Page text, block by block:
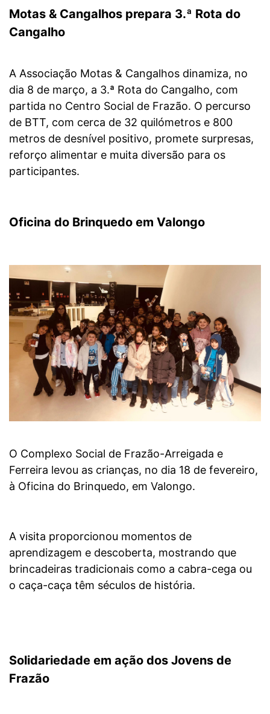
Motas & Cangalhos prepara 3.ª Rota do
Cangalho
A Associação Motas & Cangalhos dinamiza, no
dia 8 de março, a 3.ª Rota do Cangalho, com
partida no Centro Social de Frazão. O percurso
de BTT, com cerca de 32 quilómetros e 800
metros de desnível positivo, promete surpresas,
reforço alimentar e muita diversão para os
participantes.
Oficina do Brinquedo em Valongo
O Complexo Social de Frazão-Arreigada e
Ferreira levou as crianças, no dia 18 de fevereiro,
à Oficina do Brinquedo, em Valongo.
A visita proporcionou momentos de
aprendizagem e descoberta, mostrando que
brincadeiras tradicionais como a cabra-cega ou
o caça-caça têm séculos de história.
Solidariedade em ação dos Jovens de
Frazão